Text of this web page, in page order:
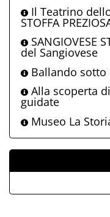
Il Teatrino
STOFFA
SANGIOVESE
del Sangiovese
Ballando sotto
Alla scoperta
guidate
Museo La